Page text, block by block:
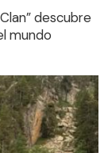
mundodescubre
mundo